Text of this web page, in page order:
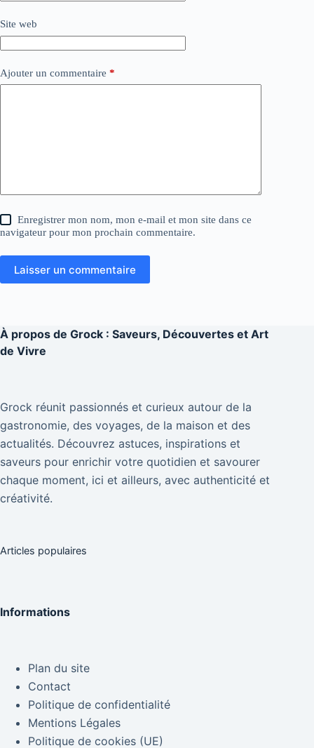
Site web
Ajouter un commentaire *
Enregistrer mon nom, mon e-mail et mon site dans ce
navigateur pour mon prochain commentaire.
Laisser un commentaire
À propos de Grock : Saveurs, Découvertes et Art
de Vivre
Grock réunit passionnés et curieux autour de la
gastronomie, des voyages, de la maison et des
actualités. Découvrez astuces, inspirations et
saveurs pour enrichir votre quotidien et savourer
chaque moment, ici et ailleurs, avec authenticité et
créativité.
Articles populaires
Informations
Plan du site
Contact
Politique de confidentialité
Mentions Légales
Politique de cookies (UE)